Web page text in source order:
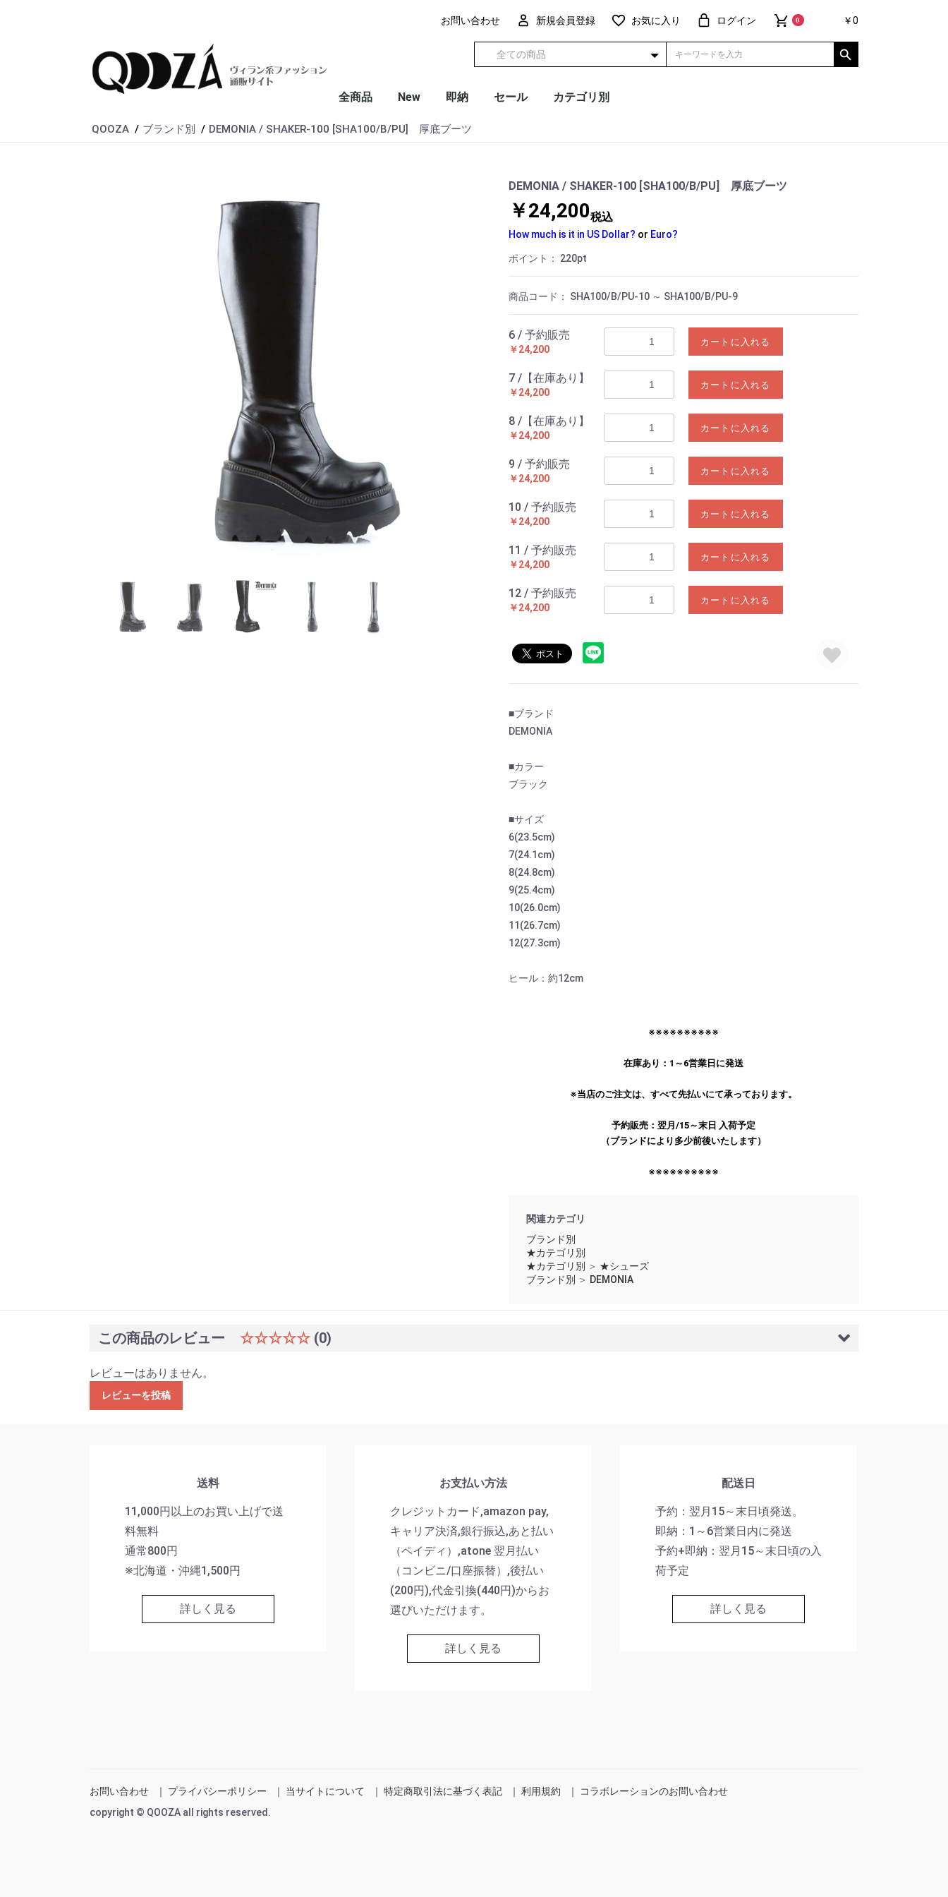
お問い合わせ 新規会員登録 お気に入り ログイン 0 ￥0
全商品 New 即納 セール カテゴリ別
QOOZA ブランド別 DEMONIA / SHAKER-100 [SHA100/B/PU] 厚底ブーツ
DEMONIA / SHAKER-100 [SHA100/B/PU] 厚底ブーツ
￥24,200税込
How much is it in US Dollar? or Euro?
ポイント： 220pt
商品コード： SHA100/B/PU-10 ～ SHA100/B/PU-9
6 / 予約販売
￥24,200
カートに入れる
7 /【在庫あり】
￥24,200
カートに入れる
8 /【在庫あり】
￥24,200
カートに入れる
9 / 予約販売
￥24,200
カートに入れる
10 / 予約販売
￥24,200
カートに入れる
11 / 予約販売
￥24,200
カートに入れる
12 / 予約販売
￥24,200
カートに入れる
■ブランド
DEMONIA
■カラー
ブラック
■サイズ
6(23.5cm)
7(24.1cm)
8(24.8cm)
9(25.4cm)
10(26.0cm)
11(26.7cm)
12(27.3cm)
ヒール：約12cm
※※※※※※※※※※
在庫あり：1～6営業日に発送
※当店のご注文は、すべて先払いにて承っております。
予約販売：翌月/15～末日 入荷予定
（ブランドにより多少前後いたします）
※※※※※※※※※※
関連カテゴリ
ブランド別
★カテゴリ別
★カテゴリ別 ＞ ★シューズ
ブランド別 ＞ DEMONIA
この商品のレビュー ☆☆☆☆☆ (0)
レビューはありません。
レビューを投稿
送料
11,000円以上のお買い上げで送
料無料
通常800円
※北海道・沖縄1,500円
詳しく見る
お支払い方法
クレジットカード,amazon pay,
キャリア決済,銀行振込,あと払い
（ペイディ）,atone 翌月払い
（コンビニ/口座振替）,後払い
(200円),代金引換(440円)からお
選びいただけます。
詳しく見る
配送日
予約：翌月15～末日頃発送。
即納：1～6営業日内に発送
予約+即納：翌月15～末日頃の入
荷予定
詳しく見る
お問い合わせ ｜ プライバシーポリシー ｜ 当サイトについて ｜ 特定商取引法に基づく表記 ｜ 利用規約 ｜
コラボレーションのお問い合わせ
copyright © QOOZA all rights reserved.